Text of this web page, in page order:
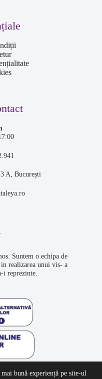
A, București
Suntem o echipa de
realizarea unui vis- a
i reprezinte.
bună experiență pe site-ul